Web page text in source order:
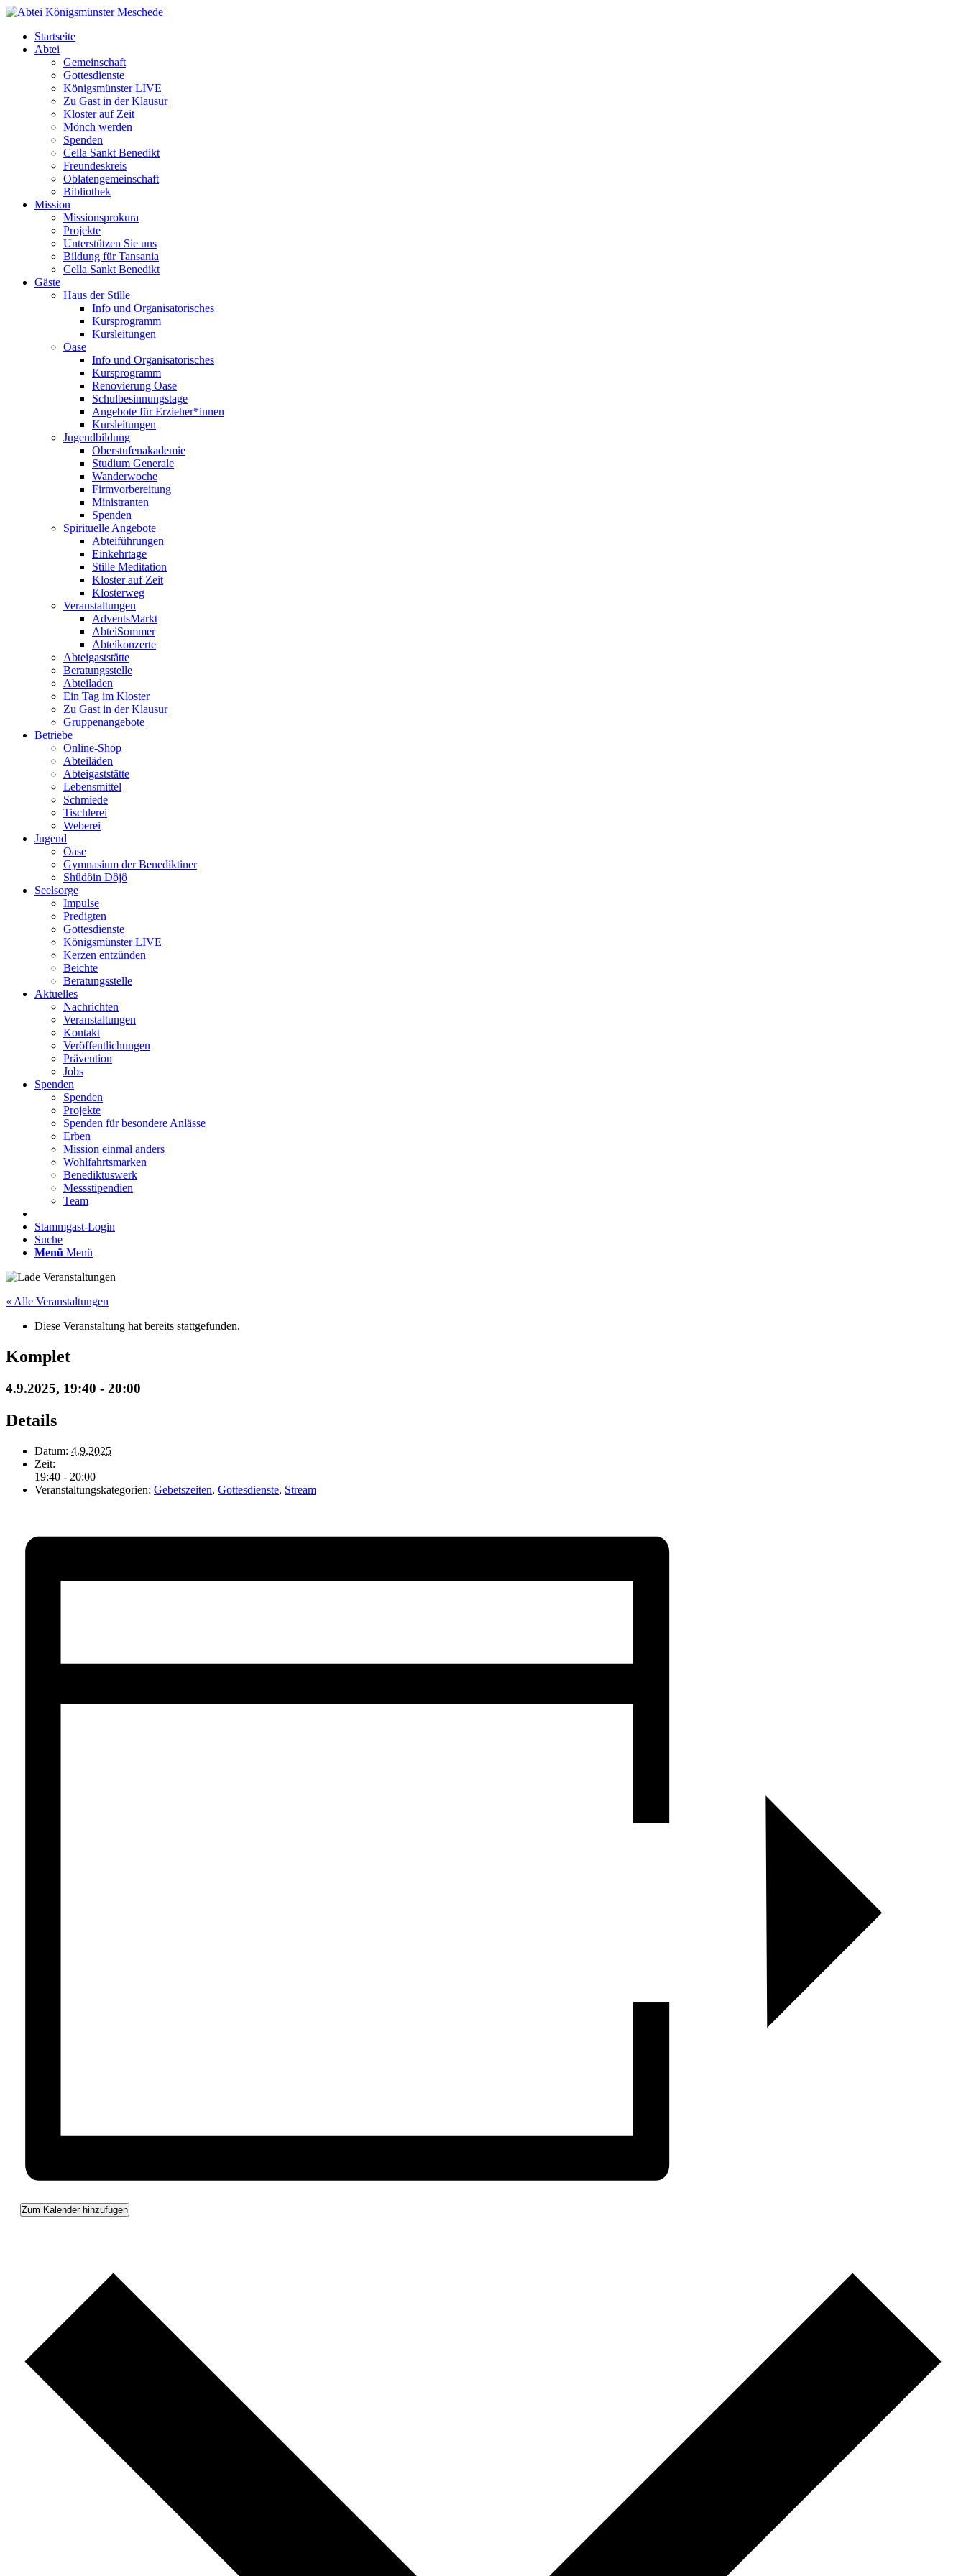
Startseite
Abtei
Gemeinschaft
Gottesdienste
Königsmünster LIVE
Zu Gast in der Klausur
Kloster auf Zeit
Mönch werden
Spenden
Cella Sankt Benedikt
Freundeskreis
Oblatengemeinschaft
Bibliothek
Mission
Missionsprokura
Projekte
Unterstützen Sie uns
Bildung für Tansania
Cella Sankt Benedikt
Gäste
Haus der Stille
Info und Organisatorisches
Kursprogramm
Kursleitungen
Oase
Info und Organisatorisches
Kursprogramm
Renovierung Oase
Schulbesinnungstage
Angebote für Erzieher*innen
Kursleitungen
Jugendbildung
Oberstufenakademie
Studium Generale
Wanderwoche
Firmvorbereitung
Ministranten
Spenden
Spirituelle Angebote
Abteiführungen
Einkehrtage
Stille Meditation
Kloster auf Zeit
Klosterweg
Veranstaltungen
AdventsMarkt
AbteiSommer
Abteikonzerte
Abteigaststätte
Beratungsstelle
Abteiladen
Ein Tag im Kloster
Zu Gast in der Klausur
Gruppenangebote
Betriebe
Online-Shop
Abteiläden
Abteigaststätte
Lebensmittel
Schmiede
Tischlerei
Weberei
Jugend
Oase
Gymnasium der Benediktiner
Shûdôin Dôjô
Seelsorge
Impulse
Predigten
Gottesdienste
Königsmünster LIVE
Kerzen entzünden
Beichte
Beratungsstelle
Aktuelles
Nachrichten
Veranstaltungen
Kontakt
Veröffentlichungen
Prävention
Jobs
Spenden
Spenden
Projekte
Spenden für besondere Anlässe
Erben
Mission einmal anders
Wohlfahrtsmarken
Benediktuswerk
Messstipendien
Team
Stammgast-Login
Suche
Menü Menü
« Alle Veranstaltungen
Diese Veranstaltung hat bereits stattgefunden.
Komplet
4.9.2025, 19:40 - 20:00
Details
Datum: 4.9.2025
Zeit:
19:40 - 20:00
Veranstaltungskategorien: Gebetszeiten, Gottesdienste, Stream
Zum Kalender hinzufügen